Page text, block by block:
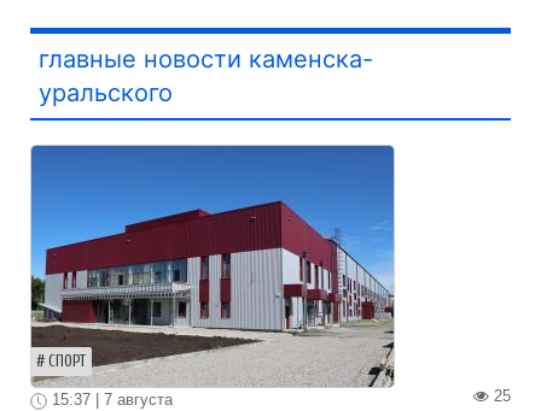
главные новости каменска-
уральского
СПОРТ
25
15:37 | 7 августа